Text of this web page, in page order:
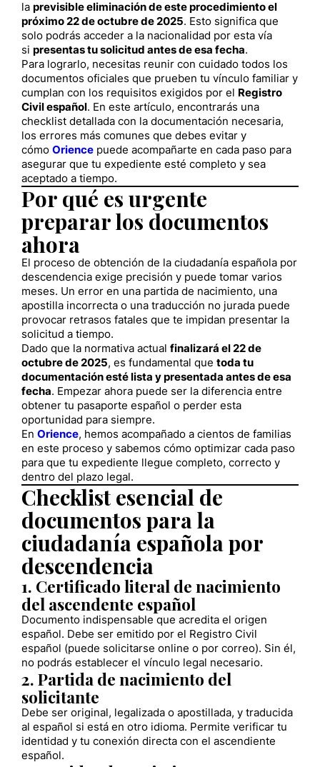
la previsible eliminación de este procedimiento el
próximo 22 de octubre de 2025. Esto significa que
solo podrás acceder a la nacionalidad por esta vía
si presentas tu solicitud antes de esa fecha.
Para lograrlo, necesitas reunir con cuidado todos los
documentos oficiales que prueben tu vínculo familiar y
cumplan con los requisitos exigidos por el Registro
Civil español. En este artículo, encontrarás una
checklist detallada con la documentación necesaria,
los errores más comunes que debes evitar y
cómo Orience puede acompañarte en cada paso para
asegurar que tu expediente esté completo y sea
aceptado a tiempo.
Por qué es urgente
preparar los documentos
ahora
El proceso de obtención de la ciudadanía española por
descendencia exige precisión y puede tomar varios
meses. Un error en una partida de nacimiento, una
apostilla incorrecta o una traducción no jurada puede
provocar retrasos fatales que te impidan presentar la
solicitud a tiempo.
Dado que la normativa actual finalizará el 22 de
octubre de 2025, es fundamental que toda tu
documentación esté lista y presentada antes de esa
fecha. Empezar ahora puede ser la diferencia entre
obtener tu pasaporte español o perder esta
oportunidad para siempre.
En Orience, hemos acompañado a cientos de familias
en este proceso y sabemos cómo optimizar cada paso
para que tu expediente llegue completo, correcto y
dentro del plazo legal.
Checklist esencial de
documentos para la
ciudadanía española por
descendencia
1. Certificado literal de nacimiento
del ascendente español
Documento indispensable que acredita el origen
español. Debe ser emitido por el Registro Civil
español (puede solicitarse online o por correo). Sin él,
no podrás establecer el vínculo legal necesario.
2. Partida de nacimiento del
solicitante
Debe ser original, legalizada o apostillada, y traducida
al español si está en otro idioma. Permite verificar tu
identidad y tu conexión directa con el ascendiente
español.